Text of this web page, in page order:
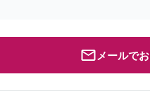
メールで